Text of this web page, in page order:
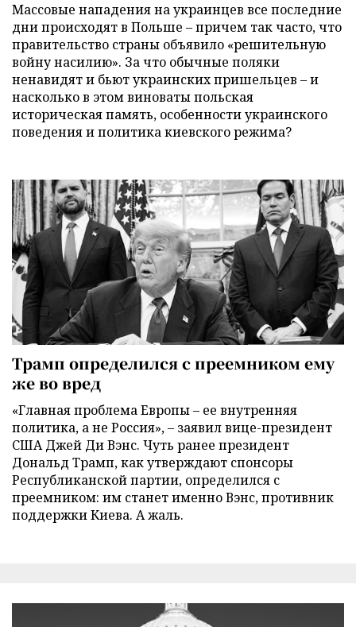
Массовые нападения на украинцев все последние
дни происходят в Польше – причем так часто, что
правительство страны объявило «решительную
войну насилию». За что обычные поляки
ненавидят и бьют украинских пришельцев – и
насколько в этом виноваты польская
историческая память, особенности украинского
поведения и политика киевского режима?
Трамп определился с преемником ему
же во вред
«Главная проблема Европы – ее внутренняя
политика, а не Россия», – заявил вице-президент
США Джей Ди Вэнс. Чуть ранее президент
Дональд Трамп, как утверждают спонсоры
Республиканской партии, определился с
преемником: им станет именно Вэнс, противник
поддержки Киева. А жаль.